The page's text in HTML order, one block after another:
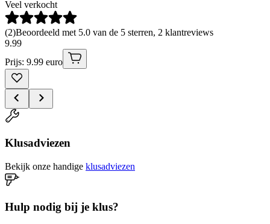
Veel verkocht
(2)Beoordeeld met 5.0 van de 5 sterren, 2 klantreviews
9.99
Prijs: 9.99 euro
Klusadviezen
Bekijk onze handige klusadviezen
Hulp nodig bij je klus?